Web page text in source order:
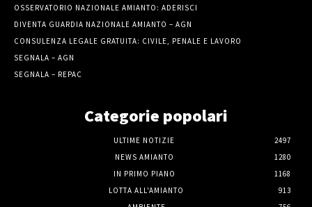
OSSERVATORIO NAZIONALE AMIANTO: ADERISCI
DIVENTA GUARDIA NAZIONALE AMIANTO – AGN
CONSULENZA LEGALE GRATUITA: CIVILE, PENALE E LAVORO
SEGNALA – AGN
SEGNALA – REPAC
Categorie popolari
ULTIME NOTIZIE
2497
NEWS AMIANTO
1280
IN PRIMO PIANO
1168
LOTTA ALL'AMIANTO
913